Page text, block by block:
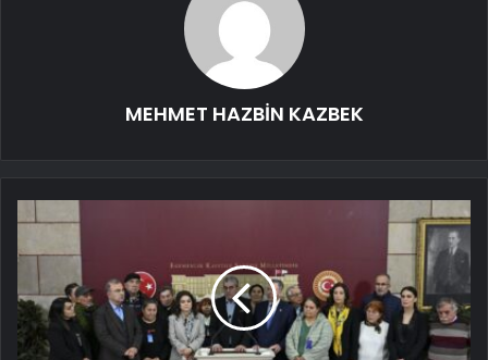
MEHMET HAZBİN KAZBEK